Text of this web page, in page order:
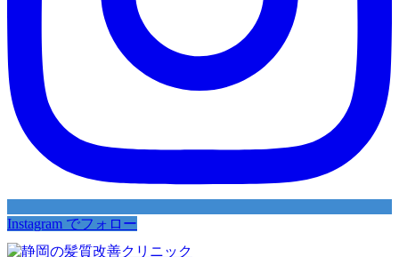
Instagram でフォロー